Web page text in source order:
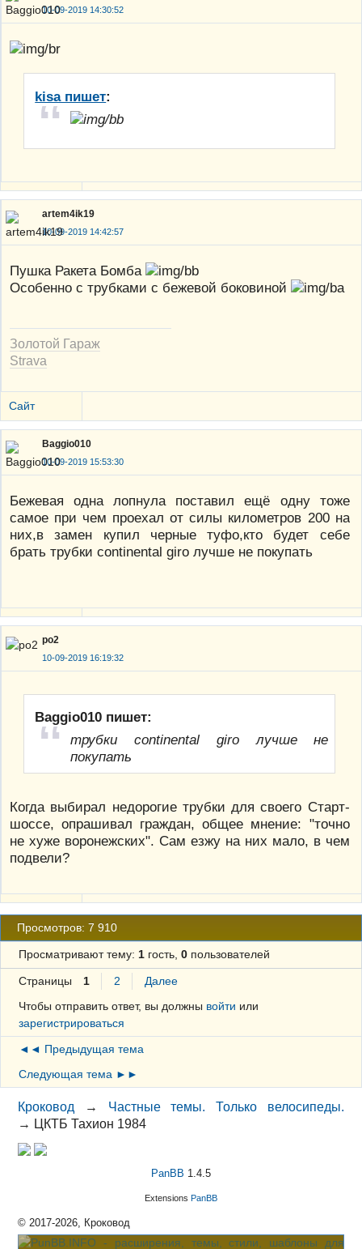
10-09-2019 14:30:52
kisa пишет:
artem4ik19
10-09-2019 14:42:57
Пушка Ракета Бомба
Особенно с трубками с бежевой боковиной
Золотой Гараж
Strava
Сайт
Baggio010
10-09-2019 15:53:30
Бежевая одна лопнула поставил ещё одну тоже
самое при чем проехал от силы километров 200 на
них,в замен купил черные туфо,кто будет себе
брать трубки continental giro лучше не покупать
po2
10-09-2019 16:19:32
Baggio010 пишет:
трубки continental giro лучше не
покупать
Когда выбирал недорогие трубки для своего Старт-
шоссе, опрашивал граждан, общее мнение: "точно
не хуже воронежских". Сам езжу на них мало, в чем
подвели?
Просмотров: 7 910
Просматривают тему: 1гость, 0пользователей
Страницы 1 2
Далее
Чтобы отправить ответ, вы должны войти или
зарегистрироваться
◄◄ Предыдущая тема
Следующая тема ►►
Кроковод → Частные темы. Только велосипеды.
→ ЦКТБ Тахион 1984
PanBB 1.4.5
Extensions PanBB
© 2017-2026, Кроковод